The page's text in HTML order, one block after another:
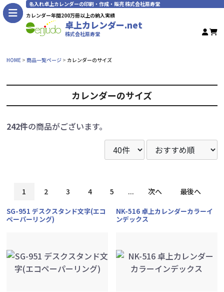
名入れ卓上カレンダーの印刷・作成・販売 株式会社扇寿堂
カレンダー年間200万冊以上の納入実績
卓上カレンダー.net
株式会社扇寿堂
HOME 商品一覧ページ カレンダーのサイズ
カレンダーのサイズ
242件の商品がございます。
1 2 3 4 5 ... 次へ 最後へ
SG-951 デスクスタンド文字(エコ
ペーパーリング)
NK-516 卓上カレンダーカラーイ
ンデックス